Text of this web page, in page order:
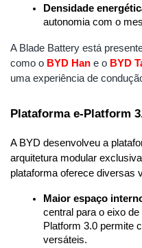
Densidade
autonomia com o
A Blade Battery está
como o BYD Han e o BYD
uma experiência de
Plataforma e-Platform
A BYD desenvolveu a
arquitetura modular
plataforma oferece diversas
Maior espaço
central para o eixo
Platform 3.0 permite
versáteis.